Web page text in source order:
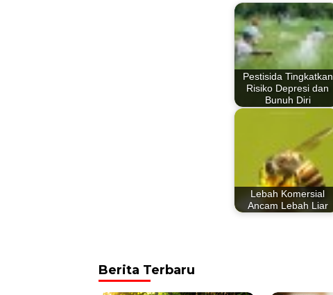
Pestisida Tingkatkan
Risiko Depresi dan
Bunuh Diri
Lebah Komersial
Ancam Lebah Liar
Berita Terbaru